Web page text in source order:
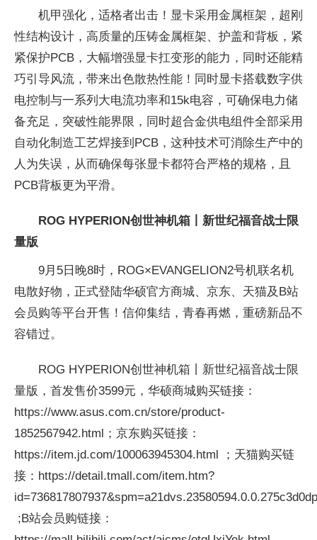
机甲强化，适格者出击！显卡采用金属框架，超刚
性结构设计，高质量的压铸金属框架、护盖和背板，紧
紧保护PCB，大幅增强显卡扛变形的能力，同时还能精
巧引导风流，带来出色散热性能！同时显卡搭载数字供
电控制与一系列大电流功率和15k电容，可确保电力储
备充足，突破性能界限，同时超合金供电组件全部采用
自动化制造工艺焊接到PCB，这种技术可消除生产中的
人为失误，从而确保每张显卡都符合严格的规格，且
PCB背板更为平滑。
ROG HYPERION创世神机箱丨新世纪福音战士限
量版
9月5日晚8时，ROG×EVANGELION2号机联名机
电散好物，正式登陆华硕官方商城、京东、天猫及B站
会员购等平台开售！信仰集结，青春再燃，重磅新品不
容错过。
ROG HYPERION创世神机箱丨新世纪福音战士限
量版，首发售价3599元，华硕商城购买链接：
https://www.asus.com.cn/store/product-
1852567942.html；京东购买链接：
https://item.jd.com/100063945304.html ；天猫购买链
接：https://detail.tmall.com/item.htm?
;B站会员购链接：